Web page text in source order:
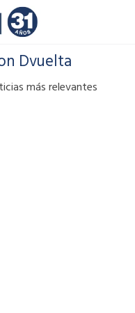
Dvuelta
más relevantes